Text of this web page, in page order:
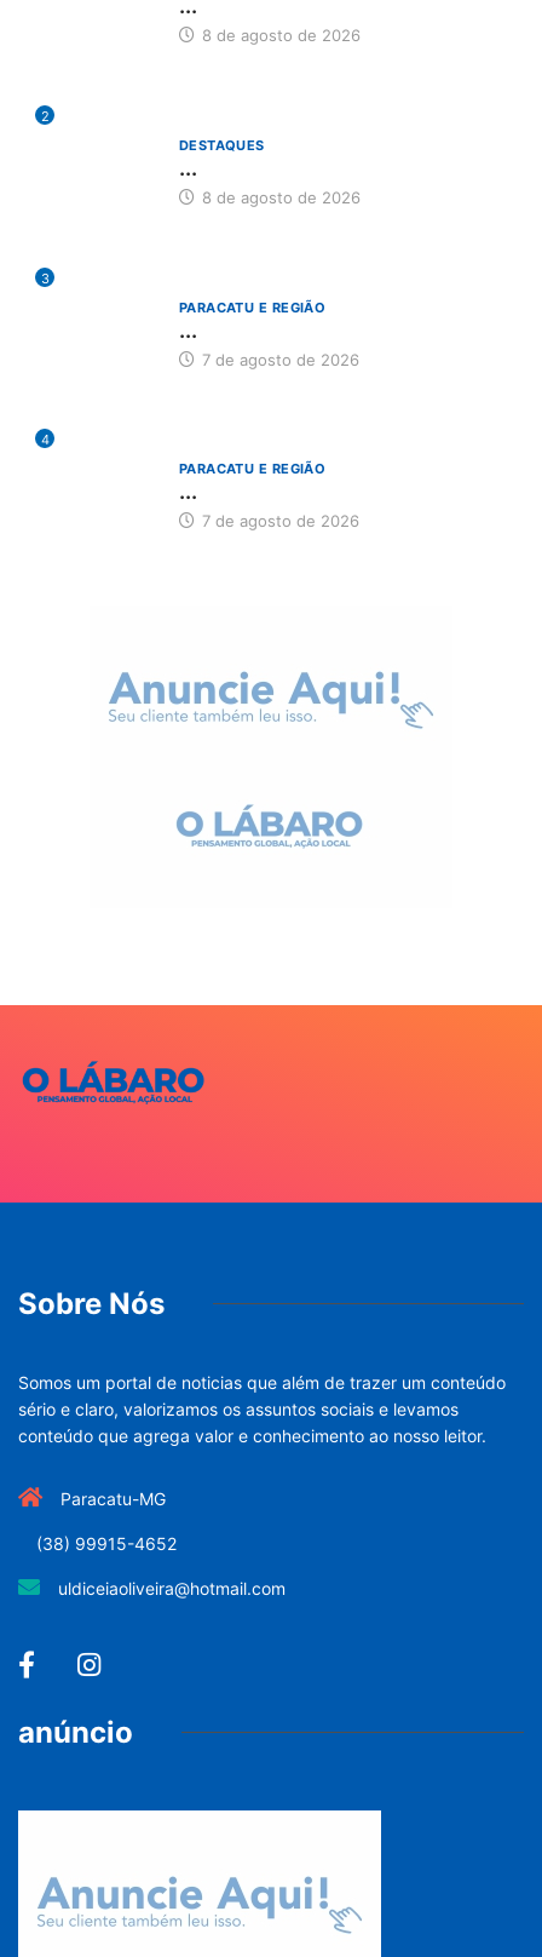
...
8 de agosto de 2026
2
DESTAQUES
...
8 de agosto de 2026
3
PARACATU E REGIÃO
...
7 de agosto de 2026
4
PARACATU E REGIÃO
...
7 de agosto de 2026
Sobre Nós
Somos um portal de noticias que além de trazer um conteúdo
sério e claro, valorizamos os assuntos sociais e levamos
conteúdo que agrega valor e conhecimento ao nosso leitor.
Paracatu-MG
(38) 99915-4652
uldiceiaoliveira@hotmail.com
anúncio